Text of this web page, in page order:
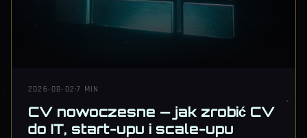
2026-08-02 ·7 MIN
CV nowoczesne — jak zrobić CV
do IT, start-upu i scale-upu